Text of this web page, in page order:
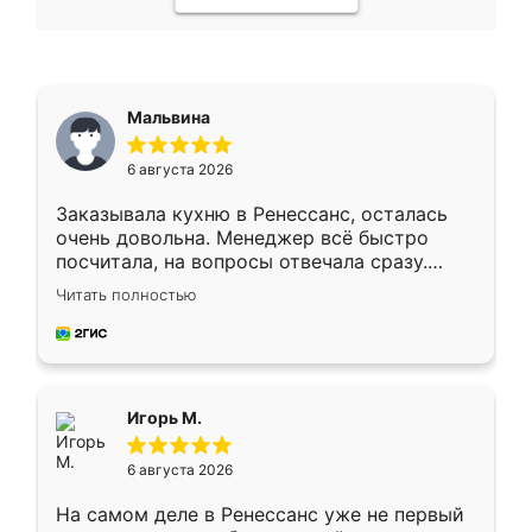
Мальвина
6 августа 2026
Заказывала кухню в Ренессанс, осталась
очень довольна. Менеджер всё быстро
посчитала, на вопросы отвечала сразу.
Замерщик приехал в субботу, подошёл к
делу со всей ответственностью. Собрали
за день, ребята работали аккуратно, даже
Читать полностью
Игорь М.
6 августа 2026
На самом деле в Ренессанс уже не первый